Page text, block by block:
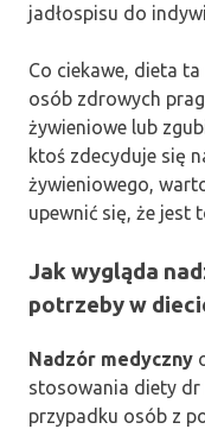
jadłospisu do
Co ciekawe, dieta
osób zdrowych
żywieniowe lub
ktoś zdecyduje się
żywieniowego,
upewnić się, że jest
Jak wygląda
potrzeby w
Nadzór medyczny
stosowania diety dr
przypadku osób z